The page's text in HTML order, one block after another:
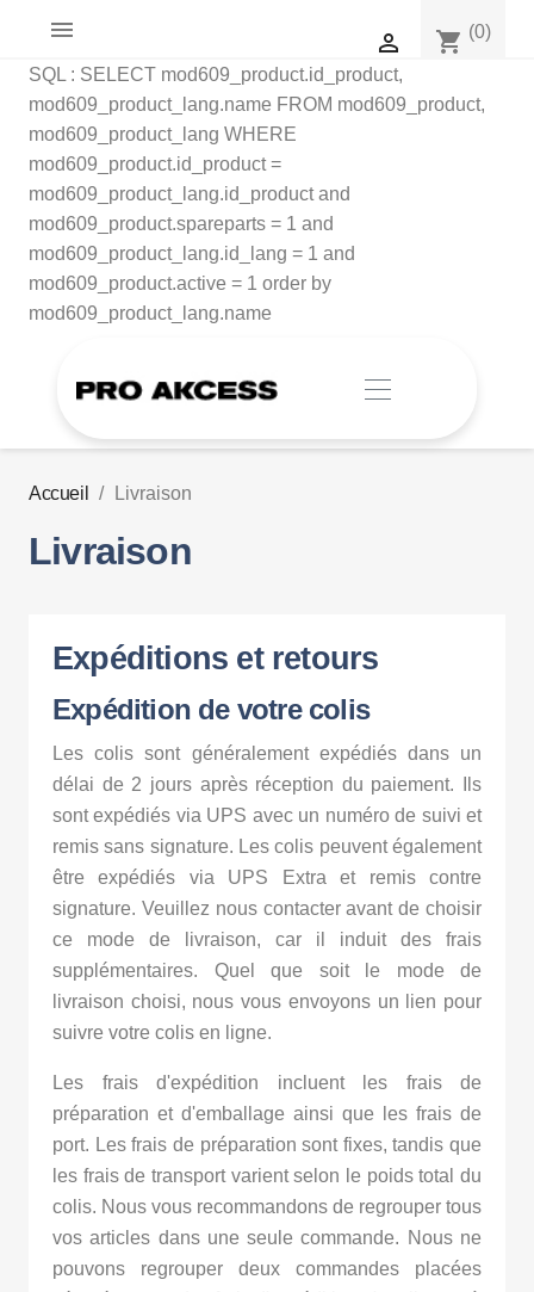
 shopping_cart (0)

SQL : SELECT mod609_product.id_product,
mod609_product_lang.name FROM mod609_product,
mod609_product_lang WHERE
mod609_product.id_product =
mod609_product_lang.id_product and
mod609_product.spareparts = 1 and
mod609_product_lang.id_lang = 1 and
mod609_product.active = 1 order by
mod609_product_lang.name
Accueil Livraison
Livraison
Expéditions et retours
Expédition de votre colis
Les colis sont généralement expédiés dans un
délai de 2 jours après réception du paiement. Ils
sont expédiés via UPS avec un numéro de suivi et
remis sans signature. Les colis peuvent également
être expédiés via UPS Extra et remis contre
signature. Veuillez nous contacter avant de choisir
ce mode de livraison, car il induit des frais
supplémentaires. Quel que soit le mode de
livraison choisi, nous vous envoyons un lien pour
suivre votre colis en ligne.
Les frais d'expédition incluent les frais de
préparation et d'emballage ainsi que les frais de
port. Les frais de préparation sont fixes, tandis que
les frais de transport varient selon le poids total du
colis. Nous vous recommandons de regrouper tous
vos articles dans une seule commande. Nous ne
pouvons regrouper deux commandes placées